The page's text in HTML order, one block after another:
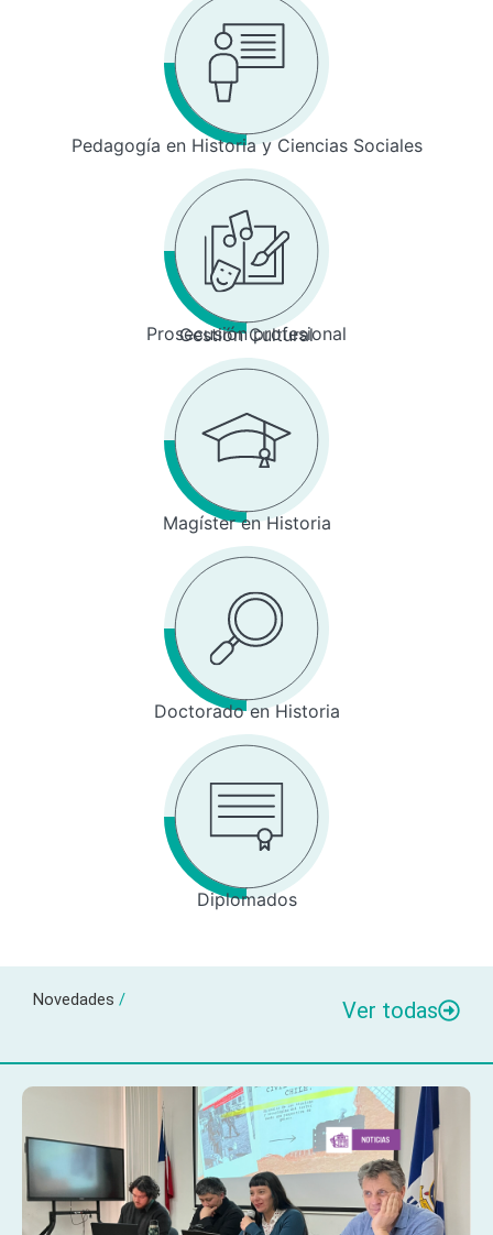
Pedagogía en Historia y Ciencias Sociales
Prosecusión profesional
Gestión Cultural
Magíster en Historia
Doctorado en Historia
Diplomados
Novedades / Ver todas